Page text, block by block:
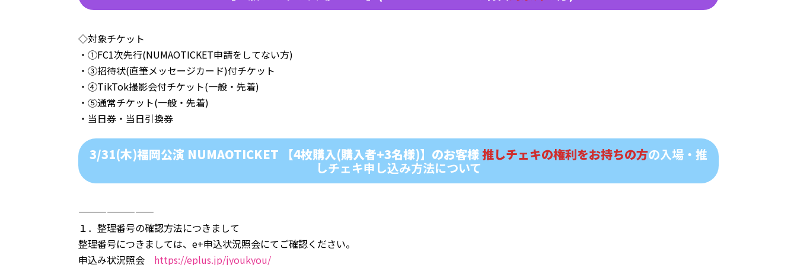
◇対象チケット
・①FC1次先行(NUMAOTICKET申請をしてない方)
・③招待状(直筆メッセージカード)付チケット
・④TikTok撮影会付チケット(一般・先着)
・⑤通常チケット(一般・先着)
・当日券・当日引換券
3/31(木)福岡公演 NUMAOTICKET 【4枚購入(購入者+3名様)】のお客様推しチェキの権利をお持ちの方の入場・推
しチェキ申し込み方法について
————————
１．整理番号の確認方法につきまして
整理番号につきましては、e+申込状況照会にてご確認ください。
申込み状況照会 https://eplus.jp/jyoukyou/